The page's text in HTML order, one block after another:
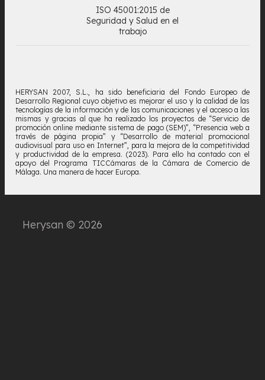
ISO 45001:2015 de
Seguridad y Salud en el
trabajo
HERYSAN 2007, S.L., ha sido beneficiaria del Fondo Europeo de
Desarrollo Regional cuyo objetivo es mejorar el uso y la calidad de las
tecnologías de la información y de las comunicaciones y el acceso a las
mismas y gracias al que ha realizado los proyectos de “Servicio de
promoción online mediante sistema de pago (SEM)”, “Presencia web a
través de página propia” y “Desarrollo de material promocional
audiovisual para uso en Internet”, para la mejora de la competitividad
y productividad de la empresa. (2023). Para ello ha contado con el
apoyo del Programa TICCámaras de la Cámara de Comercio de
Málaga. Una manera de hacer Europa.
Herysan © 2026